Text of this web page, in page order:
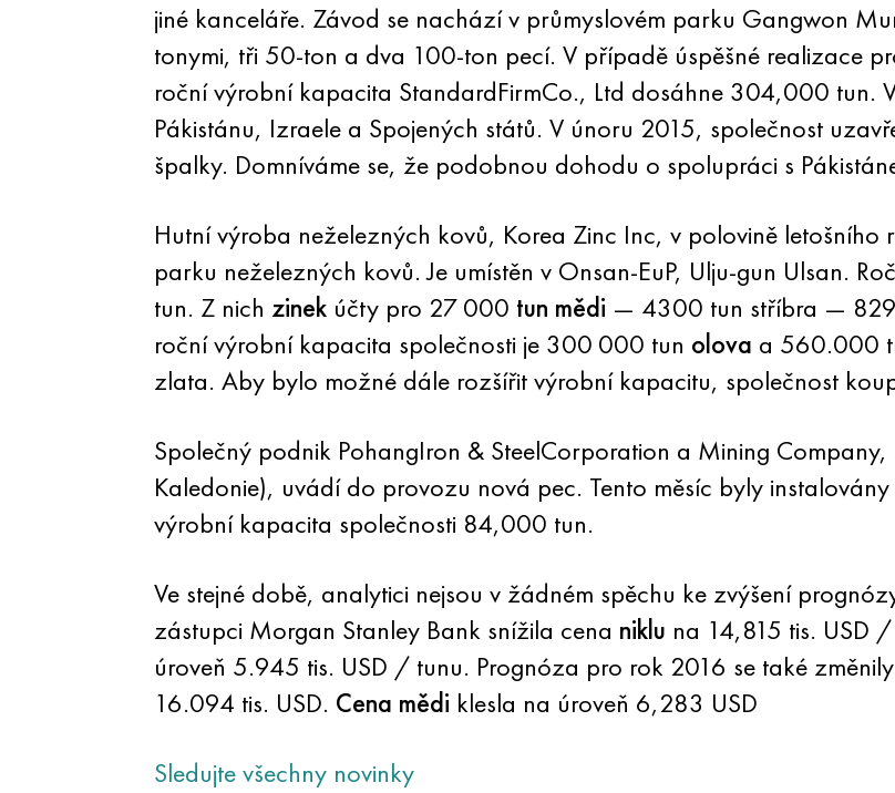
jiné kanceláře. Závod se nachází v průmyslovém parku Gangwon
tonymi, tři 50-ton a dva 100-ton pecí. V případě úspěšné realizace
roční výrobní kapacita StandardFirmCo., Ltd dosáhne 304,000 tun.
Pákistánu, Izraele a Spojených států. V únoru 2015, společnost
špalky. Domníváme se, že podobnou dohodu o spolupráci s
Hutní výroba neželezných kovů, Korea Zinc Inc, v polovině
parku neželezných kovů. Je umístěn v Onsan-EuP, Ulju-gun Ulsan.
tun. Z nich zinekúčty pro 27 000 tun mědi — 4300 tun stříbra —
roční výrobní kapacita společnosti je 300 000 tun olova a 560.000
zlata. Aby bylo možné dále rozšířit výrobní kapacitu, společnost
Společný podnik PohangIron & SteelCorporation a Mining
Kaledonie), uvádí do provozu nová pec. Tento měsíc byly
výrobní kapacita společnosti 84,000 tun.
Ve stejné době, analytici nejsou v žádném spěchu ke zvýšení
zástupci Morgan Stanley Bank snížila cena niklu na 14,815 tis. USD
úroveň 5.945 tis. USD / tunu. Prognóza pro rok 2016 se také
16.094 tis. USD. Cena mědi klesla na úroveň 6,283 USD
Sledujte všechny novinky